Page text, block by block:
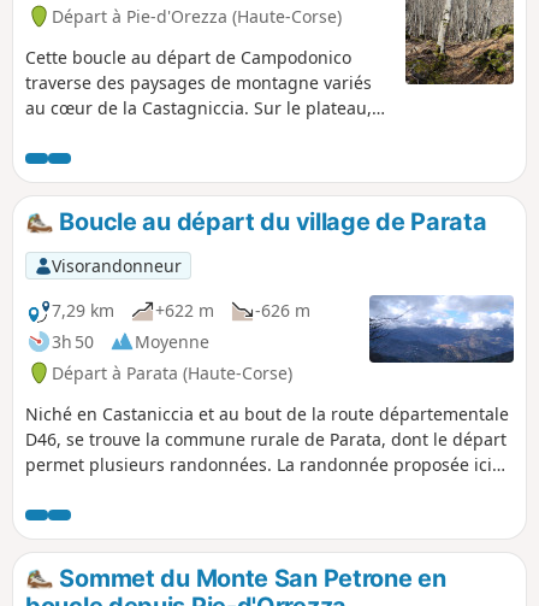
Départ à Pie-d'Orezza (Haute-Corse)
Cette boucle au départ de Campodonico
traverse des paysages de montagne variés
au cœur de la Castagniccia. Sur le plateau,
chaîne de montagne du centre corse, les
villages remarquables de Castagniccia, tout
en ayant une vue lointaine sur la mer. De
plus, des traces de bâti sont à admirer à
Bocca al Prato.
Boucle au départ du village de Parata
Visorandonneur
7,29 km
+622 m
-626 m
3h 50
Moyenne
Départ à Parata (Haute-Corse)
Niché en Castaniccia et au bout de la route départementale
D46, se trouve la commune rurale de Parata, dont le départ
permet plusieurs randonnées. La randonnée proposée ici
Bartolomeu. Le point de vue de part et d'autre de la crête
que l'on longe, offre à la fois une vue sur la mer
Tyrrhénienne et sur la Castaniccia et ses villages.
Sommet du Monte San Petrone en